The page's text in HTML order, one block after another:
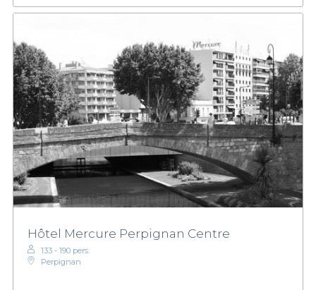
Hôtel Mercure Perpignan Centre
133 - 190 pers.
Perpignan